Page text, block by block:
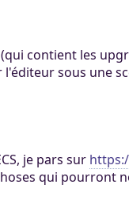
contient les
sous une
je pars sur
qui pourront